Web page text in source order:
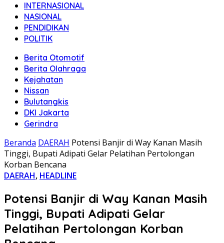
INTERNASIONAL
NASIONAL
PENDIDIKAN
POLITIK
Berita Otomotif
Berita Olahraga
Kejahatan
Nissan
Bulutangkis
DKI Jakarta
Gerindra
Beranda DAERAH Potensi Banjir di Way Kanan Masih
Tinggi, Bupati Adipati Gelar Pelatihan Pertolongan
Korban Bencana
DAERAH, HEADLINE
Potensi Banjir di Way Kanan Masih
Tinggi, Bupati Adipati Gelar
Pelatihan Pertolongan Korban